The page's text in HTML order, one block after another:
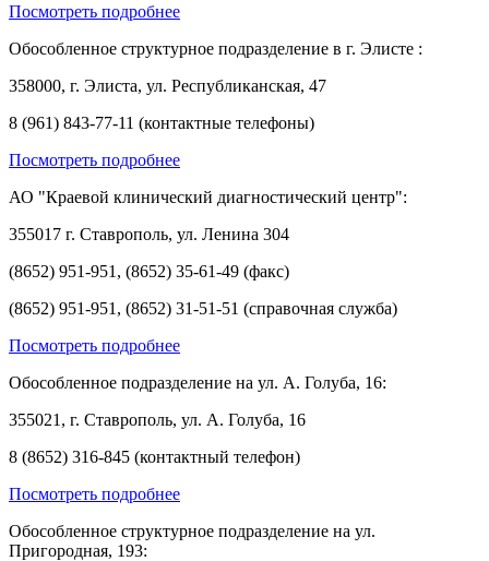
Посмотреть подробнее
Обособленное структурное подразделение в г. Элисте :
358000, г. Элиста, ул. Республиканская, 47
8 (961) 843-77-11 (контактные телефоны)
Посмотреть подробнее
АО "Краевой клинический диагностический центр":
355017 г. Ставрополь, ул. Ленина 304
(8652) 951-951, (8652) 35-61-49 (факс)
(8652) 951-951, (8652) 31-51-51 (справочная служба)
Посмотреть подробнее
Обособленное подразделение на ул. А. Голуба, 16:
355021, г. Ставрополь, ул. А. Голуба, 16
8 (8652) 316-845 (контактный телефон)
Посмотреть подробнее
Обособленное структурное подразделение на ул.
Пригородная, 193: